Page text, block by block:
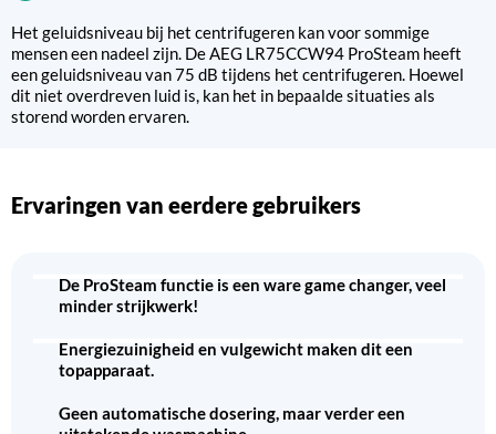
Het geluidsniveau bij het centrifugeren kan voor sommige
mensen een nadeel zijn. De AEG LR75CCW94 ProSteam heeft
een geluidsniveau van 75 dB tijdens het centrifugeren. Hoewel
dit niet overdreven luid is, kan het in bepaalde situaties als
storend worden ervaren.
Ervaringen van eerdere gebruikers
De ProSteam functie is een ware game changer, veel
minder strijkwerk!
Energiezuinigheid en vulgewicht maken dit een
topapparaat.
Geen automatische dosering, maar verder een